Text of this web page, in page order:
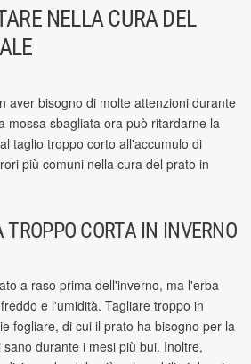
NELLA CURA DEL
aver bisogno di molte attenzioni durante
mossa sbagliata ora può ritardarne la
taglio troppo corto all'accumulo di
più comuni nella cura del prato in
TROPPO CORTA IN INVERNO
a raso prima dell'inverno, ma l'erba
e l'umidità. Tagliare troppo in
fogliare, di cui il prato ha bisogno per la
durante i mesi più bui. Inoltre,